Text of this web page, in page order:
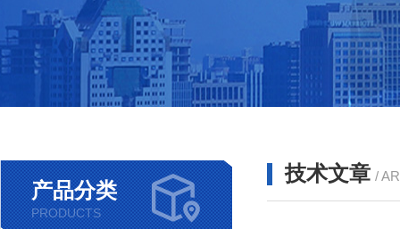
产品分类
PRODUCTS
技术文章 /